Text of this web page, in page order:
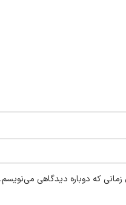
زمانی که دوباره دیدگاهی می‌نویسم.